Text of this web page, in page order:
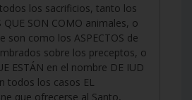
los sacrificios, tanto los
QUE SON COMO animales, o
son como los ASPECTOS de
sobre los preceptos, o
ESTÁN en el nombre DE IUD
todos los casos EL
que ofrecerse al Santo,